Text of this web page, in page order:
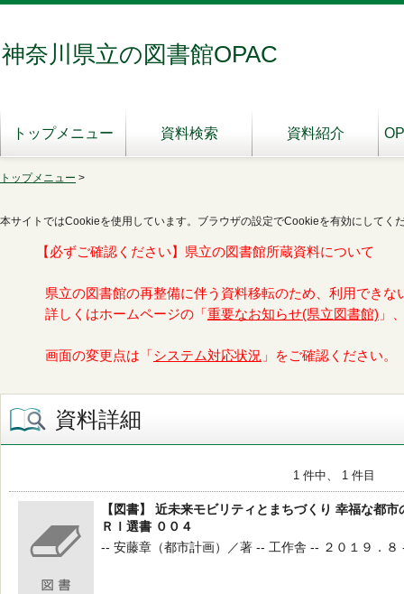
神奈川県立の図書館OPAC
トップメニュー 資料検索 資料紹介
トップメニュー >
本サイトではCookieを使用しています。ブラウザの設定でCookieを有効にしてく
【必ずご確認ください】県立の図書館所蔵資料について
県立の図書館の再整備に伴う資料移転のため、利用できな
詳しくはホームページの「 重要なお知らせ(県立図書館) 」
画面の変更点は「 システム対応状況 」をご確認ください。
資料詳細
1 件中、 1 件目
【図書】 近未来モビリティとまちづくり 幸福な都
ＲＩ選書 ００４
-- 安藤章（都市計画）／著 -- 工作舎 -- ２０１９．